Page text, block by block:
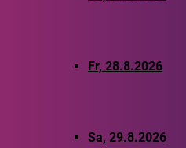
Fr, 28.8.2026
Sa, 29.8.2026